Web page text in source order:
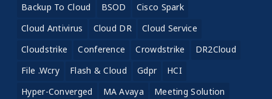
Backup To Cloud
BSOD
Cisco Spark
Cloud Antivirus
Cloud DR
Cloud Service
Cloudstrike
Conference Crowdstrike
DR2Cloud
File .wcry
Flash & Cloud Gdpr
HCI
Hyper-Converged
MA Avaya
Meeting Solution